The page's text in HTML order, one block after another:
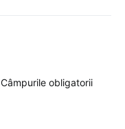
Câmpurile obligatorii